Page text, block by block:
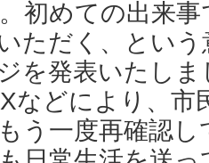
初めての出来
ただく、とい
を発表いたし
などにより、市
う一度再確認